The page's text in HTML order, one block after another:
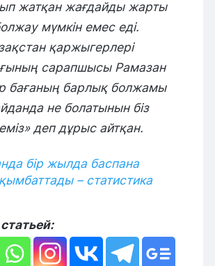
жатқан жағдайды жарты
мүмкін емес еді.
қаржыгерлері
сарапшысы Рамазан
бағаның барлық болжамы
не болатынын біз
деп дұрыс айтқан.
бір жылда баспана
– статистика